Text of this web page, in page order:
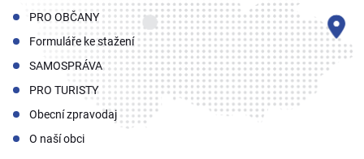
PRO OBČANY
Formuláře ke stažení
SAMOSPRÁVA
PRO TURISTY
Obecní zpravodaj
O naší obci